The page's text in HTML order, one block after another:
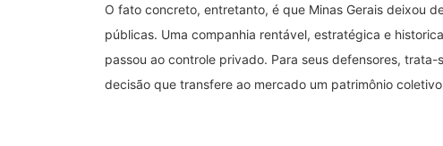
O fato concreto, entretanto, é que Minas Gerais deixou
públicas. Uma companhia rentável, estratégica e
passou ao controle privado. Para seus defensores,
decisão que transfere ao mercado um patrimônio